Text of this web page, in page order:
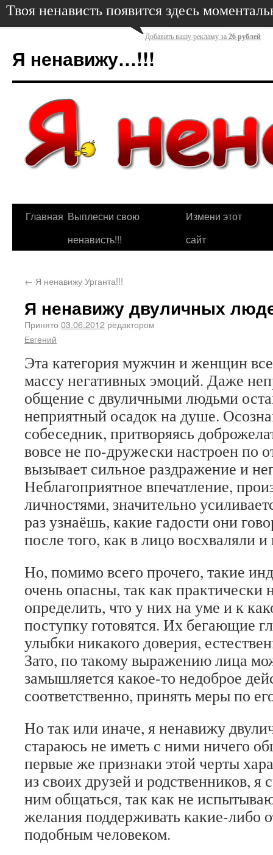
Твоя ненависть появится здесь
Добавить вашу рекламу за 26 рублей
Я ненавижу…!!!
Главная Выплесни свою
ненависть!!!
Измени этот
сайт
← Я ненавижу Урганта!!!
Я ненавижу двуличных
Принято 03.06.2012 редактором
Евгений
Эта категория мужчин и женщин
массу негативных эмоций. Даже
общение с двуличными людьми
неприятный осадок на душе.
собеседник, притворяясь
вовсе не по-дружески настроен по
вызывает сильное раздражение и
Неблагоприятное впечатление,
личностями, значительно
раз узнаёшь, какие гадости они
после того, как в лицо восхваляли
Но, помимо всего прочего, такие
очень опасны, так как практически
определить, что у них на уме и к
поступку готовятся. Их бегающие
улыбки никакого доверия,
Зато, по такому выражению лица
замышляется какое-то недоброе
соответственно, принять меры по
Но так или иначе, я ненавижу
стараюсь не иметь с ними ничего
первые же признаки этой черты
из своих друзей и родственников, я
ним общаться, так как не
желания поддерживать какие-либо
подобным человеком.